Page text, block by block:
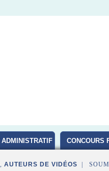
CONCOURS
PUBLIQUE D
, AUTEURS DE VIDÉOS |